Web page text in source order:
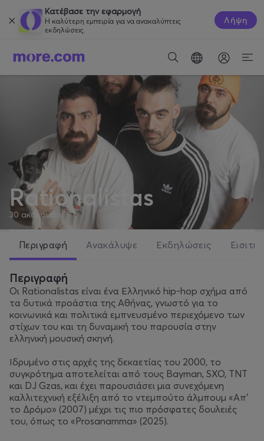
Κατέβασε την εφαρμογή
Η καλύτερη εμπειρία για να ανακαλύπτεις
εκδηλώσεις.
Λήψη
Rationalistas
30 ακόλουθοι
Περιγραφή Ανακάλυψε Εκδηλώσεις
Περιγραφή
Οι Rationalistas είναι ένα Ελληνικό hip-hop σχήμα από
τα δυτικά προάστια της Αθήνας, γνωστό για το
κοινωνικά και πολιτικά εμπνευσμένο περιεχόμενο των
στίχων του και τη δυναμική του παρουσία στην
ελληνική μουσική σκηνή.
Ιδρυμένο στις αρχές της δεκαετίας του 2000, το
συγκρότημα αποτελείται από τους Bayman, SXO, TNT
και DJ Gzas, και έχει παρουσιάσει μια συνεχόμενη
καλλιτεχνική εξέλιξη από το ντεμπούτο άλμπουμ «Απ’
το Δρόμο» (2007) μέχρι τις πιο πρόσφατες δουλειές
του, όπως το «Prosanamma» (2025).